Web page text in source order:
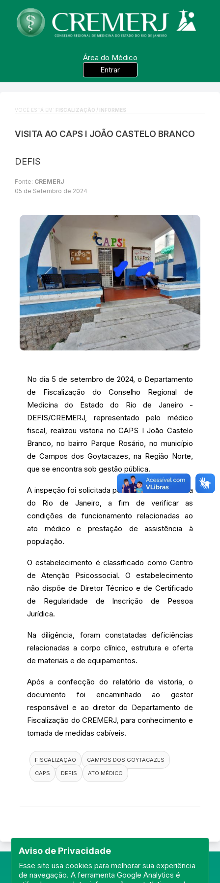
Área do Médico
Entrar
Aviso de Privacidade
Esse site usa cookies para melhorar sua experiência
de navegação. A ferramenta Google Analytics é
VOCÊ ESTÁ EM: FISCALIZAÇÃO / INFORMES
VISITA AO CAPS I JOÃO CASTELO BRANCO
DEFIS
Fonte: CREMERJ
05 de Setembro de 2024
No dia 5 de setembro de 2024, o Departamento
de Fiscalização do Conselho Regional de
Medicina do Estado do Rio de Janeiro -
DEFIS/CREMERJ, representado pelo médico
fiscal, realizou vistoria no CAPS I João Castelo
Branco, no bairro Parque Rosário, no município
de Campos dos Goytacazes, na Região Norte,
que se encontra sob gestão pública.
A inspeção foi solicitada pela Defensoria Pública
do Rio de Janeiro, a fim de verificar as
condições de funcionamento relacionadas ao
ato médico e prestação de assistência à
população.
O estabelecimento é classificado como Centro
de Atenção Psicossocial. O estabelecimento
não dispõe de Diretor Técnico e de Certificado
de Regularidade de Inscrição de Pessoa
Jurídica.
Na diligência, foram constatadas deficiências
relacionadas a corpo clínico, estrutura e oferta
de materiais e de equipamentos.
Após a confecção do relatório de vistoria, o
documento foi encaminhado ao gestor
responsável e ao diretor do Departamento de
Fiscalização do CREMERJ, para conhecimento e
tomada de medidas cabíveis.
FISCALIZAÇÃO
CAMPOS DOS GOYTACAZES
CAPS
DEFIS ATO MÉDICO